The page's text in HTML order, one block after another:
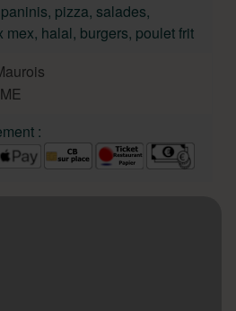
pizza, salades,
mex, halal, burgers, poulet frit
: